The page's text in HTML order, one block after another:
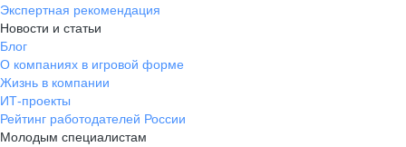
Экспертная рекомендация
Новости и статьи
Блог
О компаниях в игровой форме
Жизнь в компании
ИТ-проекты
Рейтинг работодателей России
Молодым специалистам